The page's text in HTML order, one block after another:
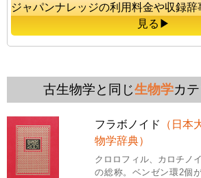
ジャパンナレッジの利用料金や収録
見る▶
古生物学と同じ生物学カ
フラボノイド
（日本
物学辞典）
クロロフィル、カロチノ
の総称。ベンゼン環2個